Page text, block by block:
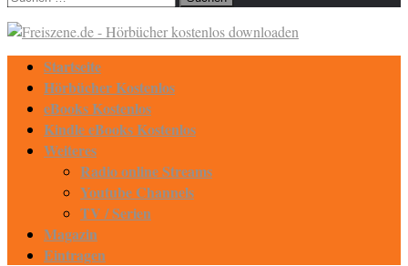
Startseite
Hörbücher Kostenlos
eBooks Kostenlos
Kindle eBooks Kostenlos
Weiteres
Radio online Streams
Youtube Channels
TV / Serien
Magazin
Eintragen